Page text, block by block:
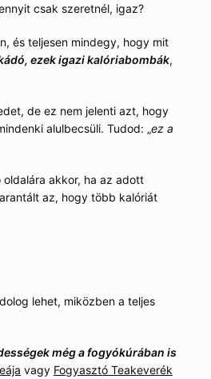
csak szeretnél, igaz?
és teljesen mindegy, hogy mit
ezek igazi kalóriabombák,
de ez nem jelenti azt, hogy
alulbecsüli. Tudod: „ez a
akkor, ha az adott
az, hogy több kalóriát
lehet, miközben a teljes
még a fogyókúrában is
vagy Fogyasztó Teakeverék